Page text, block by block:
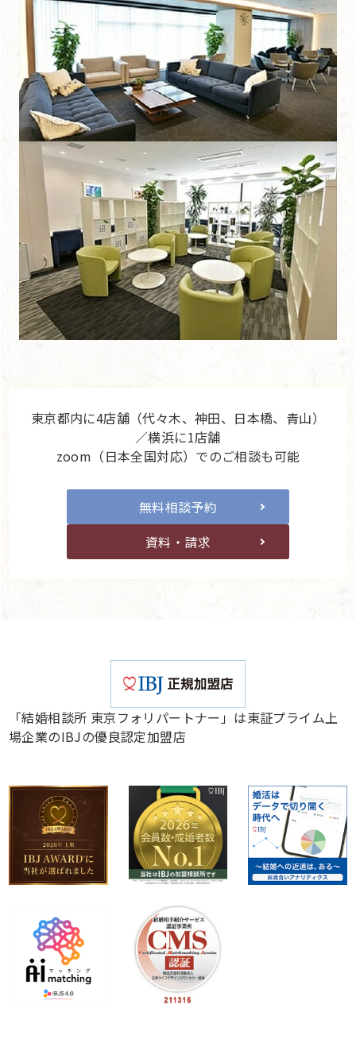
東京都内に4店舗（代々木、神田、日本橋、青山）
／横浜に1店舗
zoom（日本全国対応）でのご相談も可能
無料相談予約
資料・請求
「結婚相談所 東京フォリパートナー」は東証プライム上
場企業のIBJの優良認定加盟店